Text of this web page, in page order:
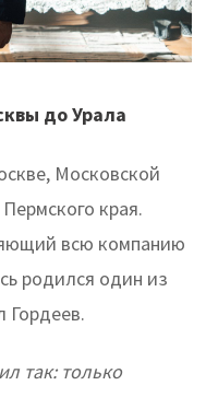
до Урала
Московской
края.
всю компанию
родился один из
Гордеев.
так: только